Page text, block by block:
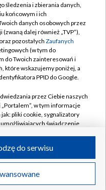
TVP
S.A. w likwidacji
śledzenia i zbierania danych,
końcowym i ich
danych osobowych przez
(zwaną dalej również „TVP”),
oraz pozostałych Zaufanych
(w tym do
do Twoich zainteresowań i
które wskazujemy poniżej, a
PPID do Google.
przez Ciebie naszych
w tym informacje
pliki cookie, sygnalizatory
świadczenie
przez Ciebie
jak adresy IP, identyfikatory
do serwisu